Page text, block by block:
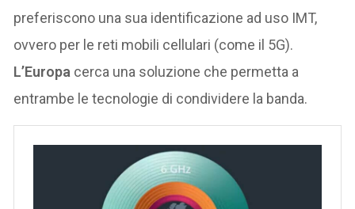
preferiscono una sua identificazione ad uso IMT,
ovvero per le reti mobili cellulari (come il 5G).
L’Europa cerca una soluzione che permetta a
entrambe le tecnologie di condividere la banda.